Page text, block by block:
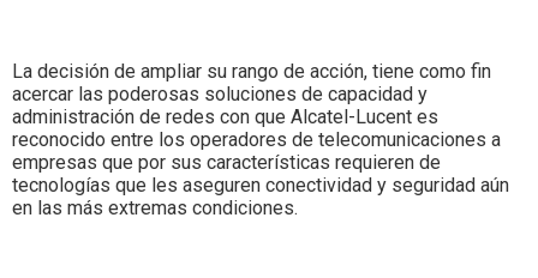
La decisión de ampliar su rango de acción, tiene como fin
acercar las poderosas soluciones de capacidad y
administración de redes con que Alcatel-Lucent es
reconocido entre los operadores de telecomunicaciones a
empresas que por sus características requieren de
tecnologías que les aseguren conectividad y seguridad aún
en las más extremas condiciones.